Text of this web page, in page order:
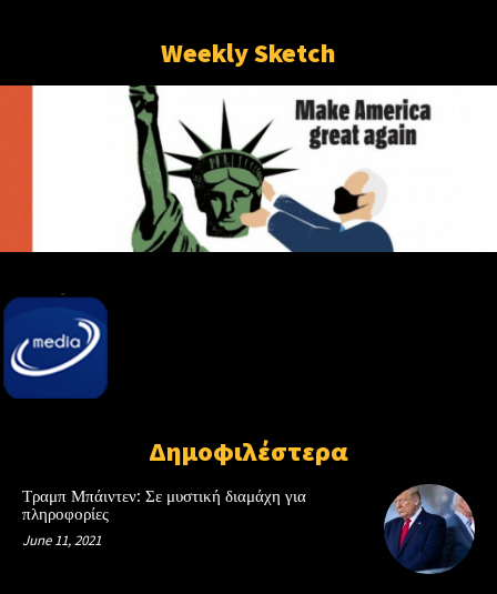
Weekly Sketch
Δημοφιλέστερα
Τραμπ Μπάιντεν: Σε μυστική διαμάχη για
πληροφορίες
June 11, 2021